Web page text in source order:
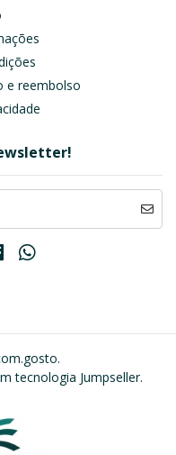
e reembolso
tecnologia Jumpseller.